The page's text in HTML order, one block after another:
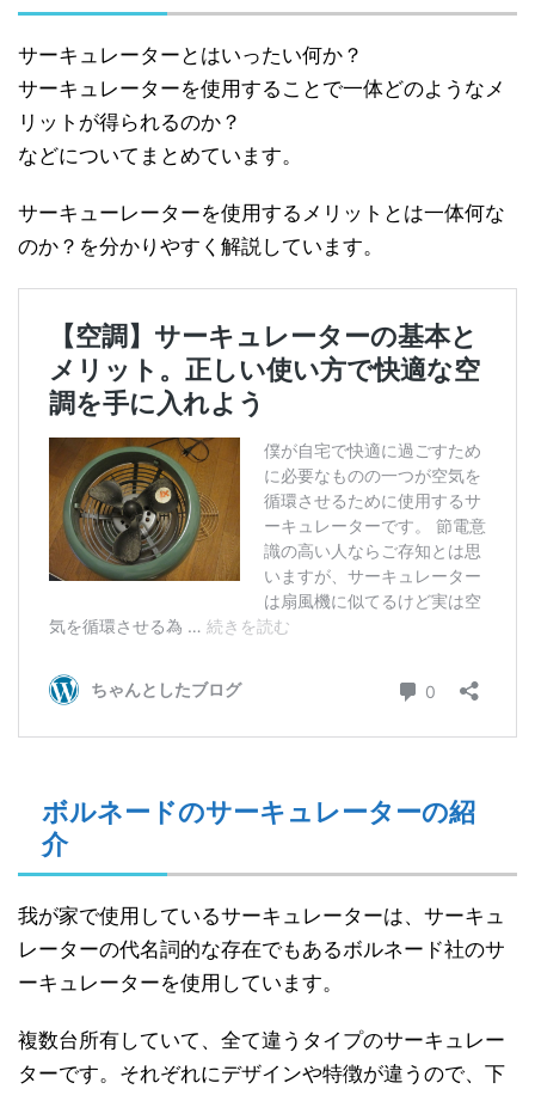
サーキュレーターとはいったい何か？
サーキュレーターを使用することで一体どのようなメ
リットが得られるのか？
などについてまとめています。
サーキューレーターを使用するメリットとは一体何な
のか？を分かりやすく解説しています。
ボルネードのサーキュレーターの紹
介
我が家で使用しているサーキュレーターは、サーキュ
レーターの代名詞的な存在でもあるボルネード社のサ
ーキュレーターを使用しています。
複数台所有していて、全て違うタイプのサーキュレー
ターです。それぞれにデザインや特徴が違うので、下